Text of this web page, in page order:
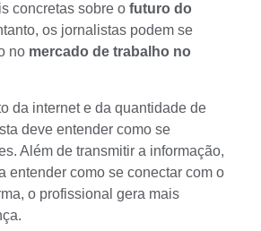
concretas sobre o futuro do
os jornalistas podem se
no mercado de trabalho no
da internet e da quantidade de
deve entender como se
Além de transmitir a informação,
entender como se conectar com o
o profissional gera mais